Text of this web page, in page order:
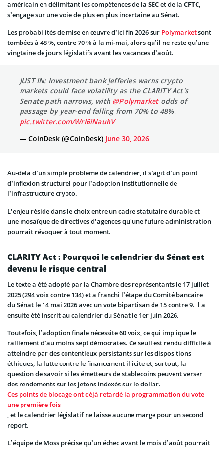
américain en délimitant les compétences de la SECet de la CFTC,
s’engage sur une voie de plus en plus incertaine au Sénat.
Les probabilités de mise en œuvre d’ici fin 2026 sur Polymarketsont
tombées à 48 %, contre 70 % à la mi-mai, alors qu’il ne reste qu’une
vingtaine de jours législatifs avant les vacances d’août.
JUST IN: Investment bank Jefferies warns crypto
markets could face volatility as the CLARITY Act's
Senate path narrows, with @Polymarketodds of
passage by year-end falling from 70% to 48%.
pic.twitter.com/WrI6iNauhV
— CoinDesk (@CoinDesk) June 30, 2026
Au-delà d’un simple problème de calendrier, il s’agit d’un point
d’inflexion structurel pour l’adoption institutionnelle de
l’infrastructure crypto.
L’enjeu réside dans le choix entre un cadre statutaire durable et
une mosaïque de directives d’agences qu’une future administration
pourrait révoquer à tout moment.
CLARITY Act : Pourquoi le calendrier du Sénat est
devenu le risque central
Le texte a été adopté par la Chambre des représentants le 17 juillet
2025 (294 voix contre 134) et a franchi l’étape du Comité bancaire
du Sénat le 14 mai 2026 avec un vote bipartisan de 15 contre 9. Il a
ensuite été inscrit au calendrier du Sénat le 1er juin 2026.
Toutefois, l’adoption finale nécessite 60 voix, ce qui implique le
ralliement d’au moins sept démocrates. Ce seuil est rendu difficile à
atteindre par des contentieux persistants sur les dispositions
éthiques, la lutte contre le financement illicite et, surtout, la
question de savoir si les émetteurs de stablecoins peuvent verser
des rendements sur les jetons indexés sur le dollar.
Ces points de blocage ont déjà retardé la programmation du vote
une première fois
, et le calendrier législatif ne laisse aucune marge pour un second
report.
L’équipe de Moss précise qu’un échec avant le mois d’août pourrait